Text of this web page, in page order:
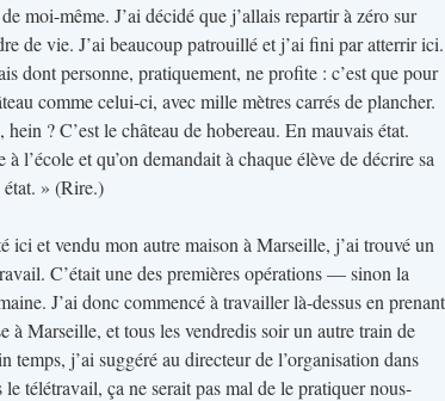
moi-même. J’ai décidé que j’allais repartir à zéro sur
de vie. J’ai beaucoup patrouillé et j’ai fini par atterrir ici.
dont personne, pratiquement, ne profite : c’est que pour
comme celui-ci, avec mille mètres carrés de plancher.
? C’est le château de hobereau. En mauvais état.
l’école et qu’on demandait à chaque élève de décrire sa
état. » (Rire.)
ici et vendu mon autre maison à Marseille, j’ai trouvé un
C’était une des premières opérations — sinon la
J’ai donc commencé à travailler là-dessus en prenant
à Marseille, et tous les vendredis soir un autre train de
j’ai suggéré au directeur de l’organisation dans
télétravail, ça ne serait pas mal de le pratiquer nous-